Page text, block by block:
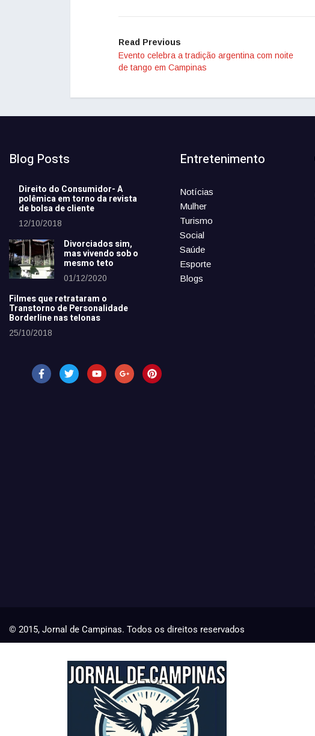
Read Previous
Evento celebra a tradição argentina com noite
de tango em Campinas
Blog Posts
Direito do Consumidor- A
polêmica em torno da revista
de bolsa de cliente
12/10/2018
Divorciados sim,
mas vivendo sob o
mesmo teto
01/12/2020
Filmes que retrataram o
Transtorno de Personalidade
Borderline nas telonas
25/10/2018
Entretenimento
Notícias
Mulher
Turismo
Social
Saúde
Esporte
Blogs
© 2015, Jornal de Campinas. Todos os direitos reservados